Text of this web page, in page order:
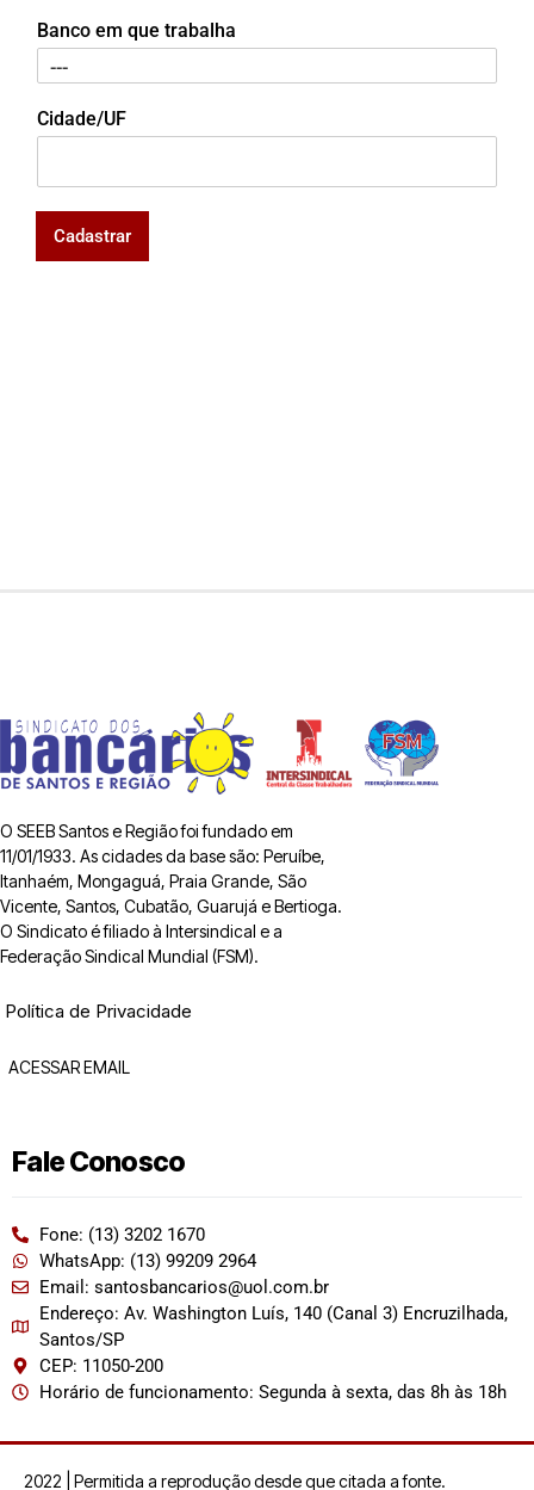
Banco em que trabalha
Cidade/UF
Cadastrar
O SEEB Santos e Região foi fundado em
11/01/1933. As cidades da base são: Peruíbe,
Itanhaém, Mongaguá, Praia Grande, São
Vicente, Santos, Cubatão, Guarujá e Bertioga.
O Sindicato é filiado à Intersindical e a
Federação Sindical Mundial (FSM).
Política de Privacidade
ACESSAR EMAIL
Fale Conosco
Fone: (13) 3202 1670
WhatsApp: (13) 99209 2964
Email: santosbancarios@uol.com.br
Endereço: Av. Washington Luís, 140 (Canal 3) Encruzilhada,
Santos/SP
CEP: 11050-200
Horário de funcionamento: Segunda à sexta, das 8h às 18h
2022 | Permitida a reprodução desde que citada a fonte.